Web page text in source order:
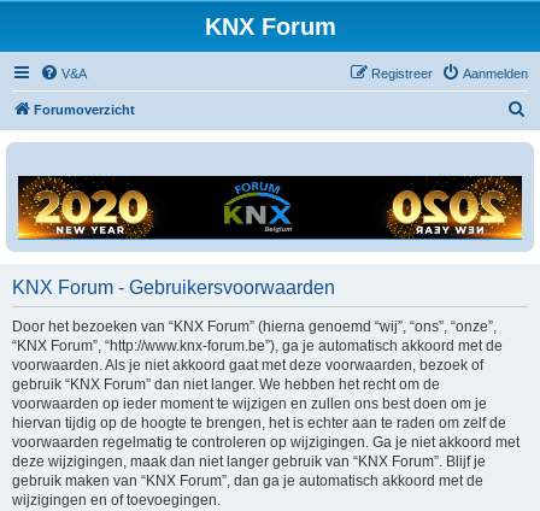
KNX Forum
V&A Aanmelden
Registreer
Forumoverzicht
KNX Forum - Gebruikersvoorwaarden
Door het bezoeken van “KNX Forum” (hierna genoemd “wij”, “ons”, “onze”,
“KNX Forum”, “http://www.knx-forum.be”), ga je automatisch akkoord met de
voorwaarden. Als je niet akkoord gaat met deze voorwaarden, bezoek of
gebruik “KNX Forum” dan niet langer. We hebben het recht om de
voorwaarden op ieder moment te wijzigen en zullen ons best doen om je
hiervan tijdig op de hoogte te brengen, het is echter aan te raden om zelf de
voorwaarden regelmatig te controleren op wijzigingen. Ga je niet akkoord met
deze wijzigingen, maak dan niet langer gebruik van “KNX Forum”. Blijf je
gebruik maken van “KNX Forum”, dan ga je automatisch akkoord met de
wijzigingen en of toevoegingen.